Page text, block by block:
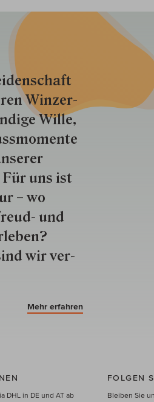
Win­zer­
Wille,
Für uns ist
– wo
und
wir ver­
Mehr erfahren
DHL in DE und AT ab
FOLGEN
Bleiben Sie